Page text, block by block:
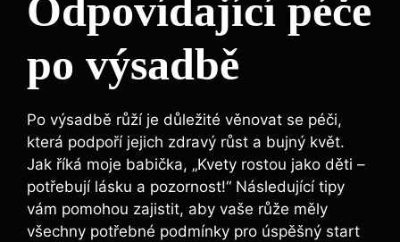
Odpovídající péče
​po výsadbě
Po výsadbě​ růží je důležité věnovat ⁣se péči,
která podpoří ⁤jejich⁢ zdravý růst‌ a bujný květ.
Jak říká moje babička, „Kvety rostou jako​ děti ⁤–
potřebují ‍lásku a pozornost!“ Následující tipy
‍vám pomohou zajistit, ⁢aby vaše⁣ růže měly
všechny potřebné podmínky pro ‍úspěšný ‌start